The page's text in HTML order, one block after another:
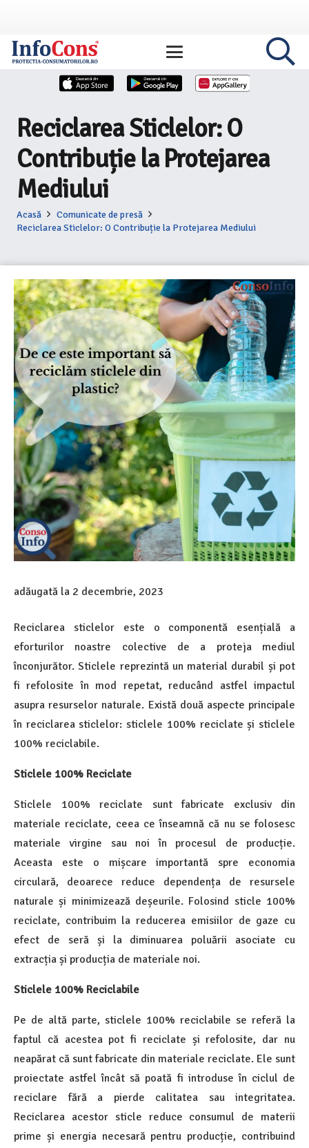
Reciclarea Sticlelor: O
Contribuție la Protejarea
Mediului
Acasă
Comunicate de presă
Reciclarea Sticlelor: O Contribuție la Protejarea Mediului
adăugată la 2 decembrie, 2023
Reciclarea sticlelor este o componentă esențială a
eforturilor noastre colective de a proteja mediul
înconjurător. Sticlele reprezintă un material durabil și pot
fi refolosite în mod repetat, reducând astfel impactul
asupra resurselor naturale. Există două aspecte principale
în reciclarea sticlelor: sticlele 100% reciclate și sticlele
100% reciclabile.
Sticlele 100% Reciclate
Sticlele 100% reciclate sunt fabricate exclusiv din
materiale reciclate, ceea ce înseamnă că nu se folosesc
materiale virgine sau noi în procesul de producție.
Aceasta este o mișcare importantă spre economia
circulară, deoarece reduce dependența de resursele
naturale și minimizează deșeurile. Folosind sticle 100%
reciclate, contribuim la reducerea emisiilor de gaze cu
efect de seră și la diminuarea poluării asociate cu
extracția și producția de materiale noi.
Sticlele 100% Reciclabile
Pe de altă parte, sticlele 100% reciclabile se referă la
faptul că acestea pot fi reciclate și refolosite, dar nu
neapărat că sunt fabricate din materiale reciclate. Ele sunt
proiectate astfel încât să poată fi introduse în ciclul de
reciclare fără a pierde calitatea sau integritatea.
Reciclarea acestor sticle reduce consumul de materii
prime și energia necesară pentru producție, contribuind